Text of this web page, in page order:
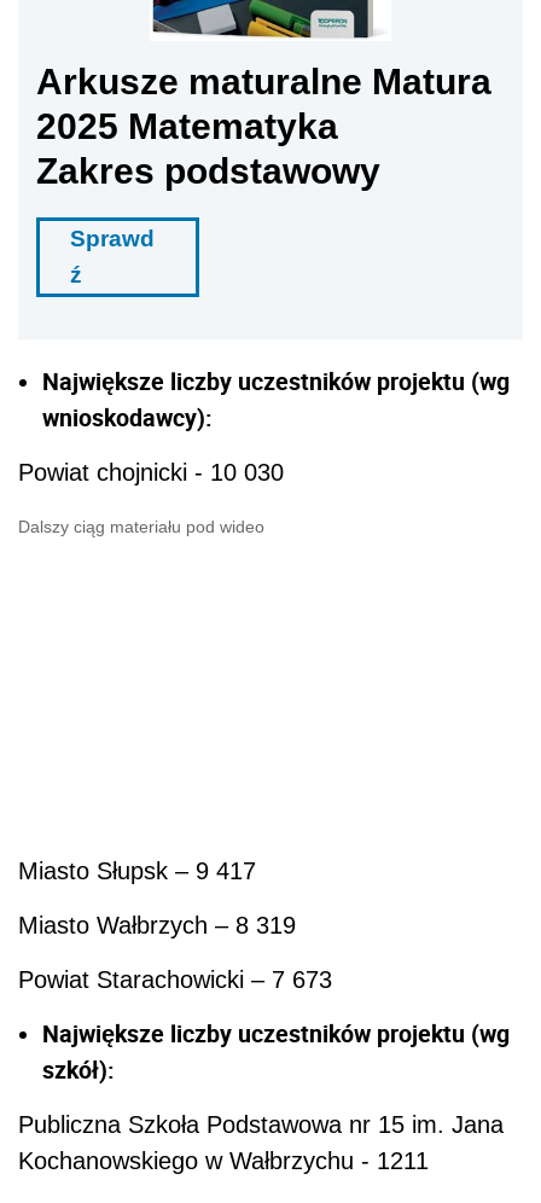
Arkusze maturalne Matura
2025 Matematyka
Zakres podstawowy
Sprawd
ź
Największe liczby uczestników projektu (wg
wnioskodawcy):
Powiat chojnicki - 10 030
Dalszy ciąg materiału pod wideo
Miasto Słupsk – 9 417
Miasto Wałbrzych – 8 319
Powiat Starachowicki – 7 673
Największe liczby uczestników projektu (wg
szkół):
Publiczna Szkoła Podstawowa nr 15 im. Jana
Kochanowskiego w Wałbrzychu - 1211